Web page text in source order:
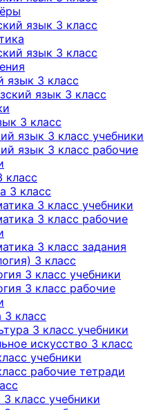
язык 3 класс
язык 3 класс
язык 3 класс
язык 3 класс
3 класс
язык 3 класс учебники
язык 3 класс рабочие
класс
3 класс
3 класс учебники
3 класс рабочие
3 класс задания
3 класс
3 класс учебники
3 класс рабочие
3 класс
3 класс учебники
искусство 3 класс
учебники
рабочие тетради
класс учебники